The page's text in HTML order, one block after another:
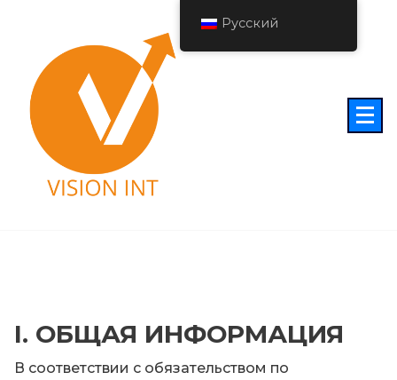
содержимому
I. ОБЩАЯ ИНФОРМАЦИЯ
В соответствии с обязательством по
Русский